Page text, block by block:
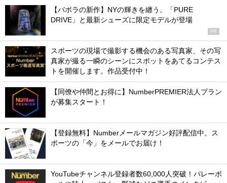
【バボラの新作】NYの輝きを纏う。「PURE
DRIVE」と最新シューズに限定モデルが登場
PR
スポーツの現場で撮影する機会のある写真家、その写
真家が撮る一瞬のシーンにスポットをあてるコンテス
トを開催します。作品受付中！
【同僚や仲間とお得に】NumberPREMIER法人プラン
が募集スタート！
【登録無料】Numberメールマガジン好評配信中。ス
ポーツの「今」をメールでお届け！
YouTubeチャンネル登録者数60,000人突破！バレーボ